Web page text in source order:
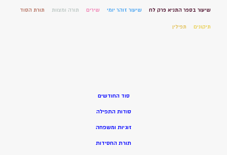
שיעור בספר התניא פרק לח שיעור זוהר יומי שירים תורה ומצוות תורת הסוד
תיקונים תפילין
סוד החודשים
סודות התפילה
זוגיות ומשפחה
תורת החסידות